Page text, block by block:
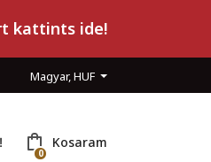
kattints ide!
Magyar, HUF
0
Kosaram